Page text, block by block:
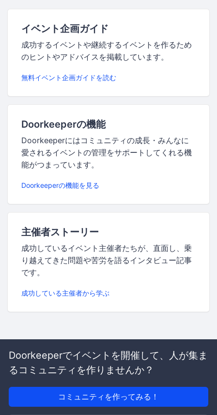
イベント企画ガイド
成功するイベントや継続するイベントを作るため
のヒントやアドバイスを掲載しています。
無料イベント企画ガイドを読む
Doorkeeperの機能
Doorkeeperにはコミュニティの成長・みんなに
愛されるイベントの管理をサポートしてくれる機
能がつまっています。
Doorkeeperの機能を見る
主催者ストーリー
成功しているイベント主催者たちが、直面し、乗
り越えてきた問題や苦労を語るインタビュー記事
です。
成功している主催者から学ぶ
Doorkeeperでイベントを開催して、人が集ま
るコミュニティを作りませんか？
コミュニティを作ってみる！